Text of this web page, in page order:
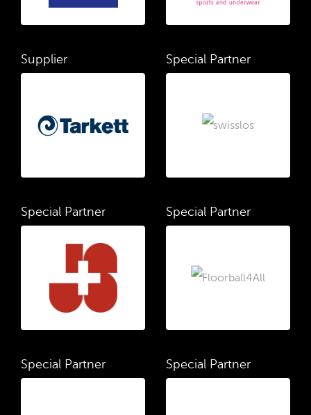
Supplier Special Partner
Special Partner Special Partner
Special Partner Special Partner